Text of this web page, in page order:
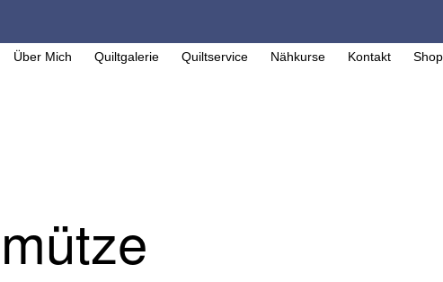
Über Mich Quiltgalerie Quiltservice Nähkurse Kontakt Shop